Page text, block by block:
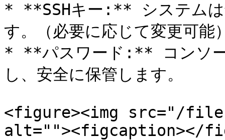
* **SSHキー:** システムは
す。（必要に応じて変更可能
* **パスワード:** コンソー
し、安全に保管します。
<figure><img src="/files/
alt=""><figcaption></